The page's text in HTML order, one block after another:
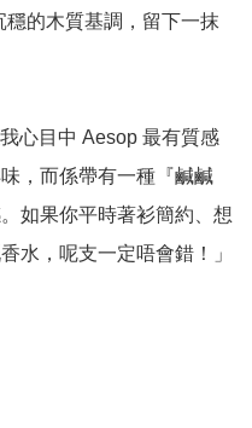
的木質基調，留下一抹
心目中 Aesop 最有質感
，而係帶有一種『鹹鹹
如果你平時著衫簡約、想
水，呢支一定唔會錯！」